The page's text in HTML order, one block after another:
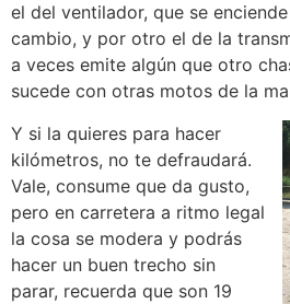
el del ventilador, que se
cambio, y por otro el de la
a veces emite algún que otro
sucede con otras motos de la
Y si la quieres para hacer
kilómetros, no te defraudará.
Vale, consume que da gusto,
pero en carretera a ritmo legal
la cosa se modera y podrás
hacer un buen trecho sin
parar, recuerda que son 19